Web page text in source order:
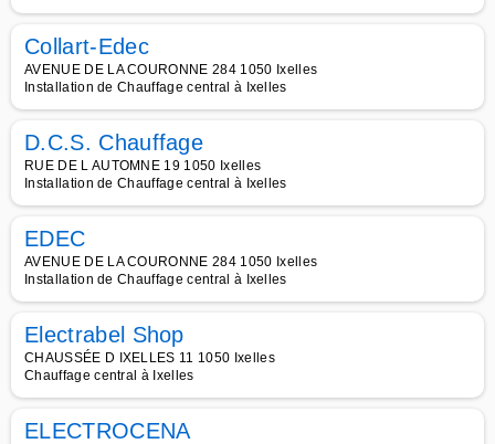
Collart-Edec
AVENUE DE LA COURONNE 284 1050 Ixelles
Installation de Chauffage central à Ixelles
D.C.S. Chauffage
RUE DE L AUTOMNE 19 1050 Ixelles
Installation de Chauffage central à Ixelles
EDEC
AVENUE DE LA COURONNE 284 1050 Ixelles
Installation de Chauffage central à Ixelles
Electrabel Shop
CHAUSSÉE D IXELLES 11 1050 Ixelles
Chauffage central à Ixelles
ELECTROCENA